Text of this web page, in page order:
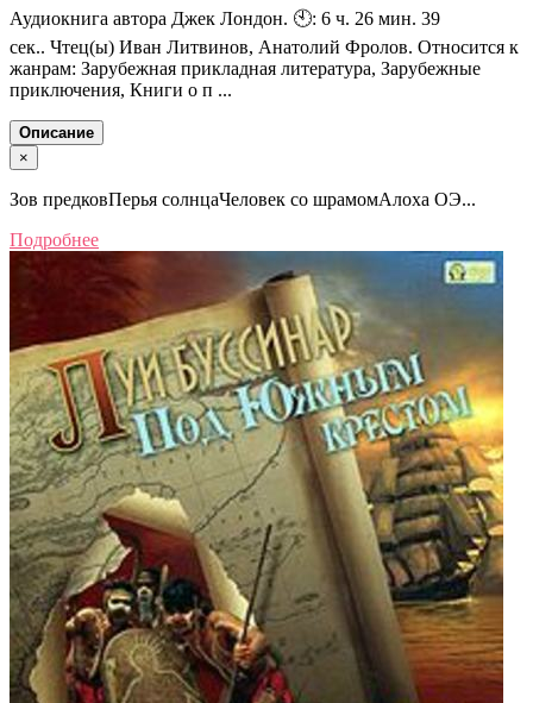
Аудиокнига автора Джек Лондон. 🕙: 6 ч. 26 мин. 39
сек.. Чтец(ы) Иван Литвинов, Анатолий Фролов. Относится к
жанрам: Зарубежная прикладная литература, Зарубежные
приключения, Книги о п ...
Описание
×
Зов предковПерья солнцаЧеловек со шрамомАлоха ОЭ...
Подробнее